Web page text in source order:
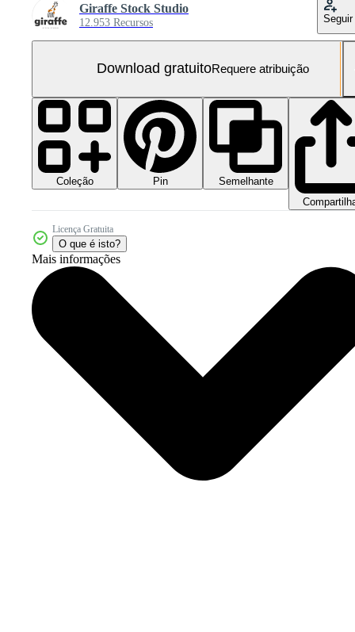
Giraffe Stock Studio
12.953 Recursos Seguir
Download gratuitoRequere atribuição
Coleção Pin
Semelhante
Licença Gratuita
O que é isto?
Mais informações